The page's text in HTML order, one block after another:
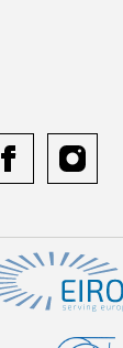
facebookinstagram